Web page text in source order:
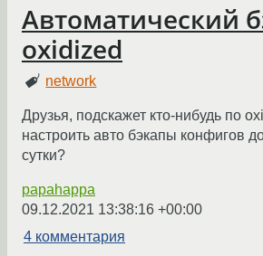
Автоматический
oxidized
network
Друзья, подскажет кто-нибудь по
настроить авто бэкапы конфигов
сутки?
papahappa
09.12.2021 13:38:16 +00:00
4 комментария